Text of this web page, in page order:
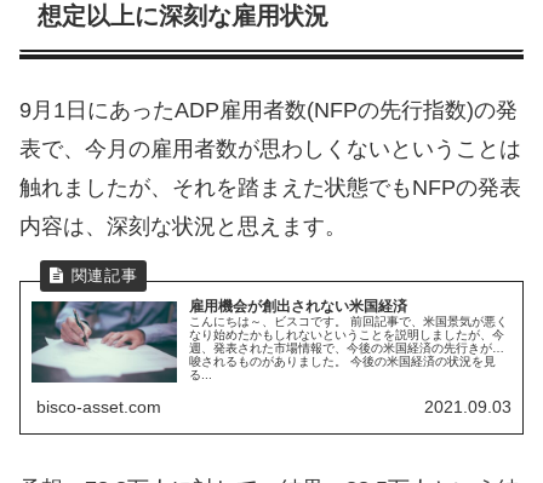
想定以上に深刻な雇用状況
9月1日にあったADP雇用者数(NFPの先行指数)の発
表で、今月の雇用者数が思わしくないということは
触れましたが、それを踏まえた状態でもNFPの発表
内容は、深刻な状況と思えます。
雇用機会が創出されない米国経済
こんにちは～、ビスコです。 前回記事で、米国景気が悪く
なり始めたかもしれないということを説明しましたが、今
週、発表された市場情報で、今後の米国経済の先行きが示
唆されるものがありました。 今後の米国経済の状況を見
る...
bisco-asset.com 2021.09.03